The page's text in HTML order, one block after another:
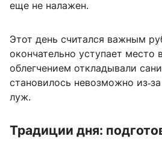
еще не налажен.
Этот день считался важным
окончательно уступает место
облегчением откладывали
становилось невозможно
луж.
Традиции дня: